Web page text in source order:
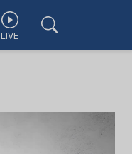
LIVE